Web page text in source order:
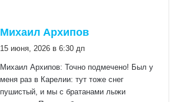
Михаил Архипов
15 июня, 2026 в 6:30 дп
Михаил Архипов: Точно подмечено! Был у
меня раз в Карелии: тут тоже снег
пушистый, и мы с братанами лыжи